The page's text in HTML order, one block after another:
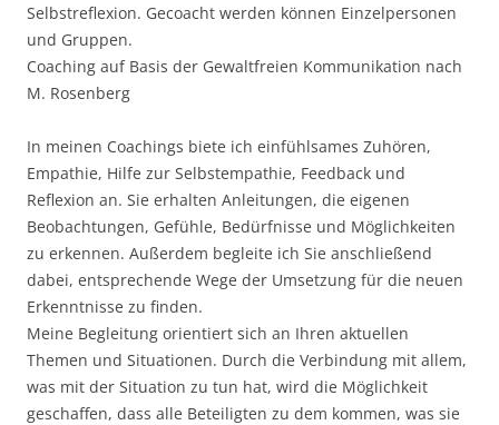
Selbstreflexion. Gecoacht werden können Einzelpersonen
und Gruppen.
Coaching auf Basis der Gewaltfreien Kommunikation nach
M. Rosenberg
In meinen Coachings biete ich einfühlsames Zuhören,
Empathie, Hilfe zur Selbstempathie, Feedback und
Reflexion an. Sie erhalten Anleitungen, die eigenen
Beobachtungen, Gefühle, Bedürfnisse und Möglichkeiten
zu erkennen. Außerdem begleite ich Sie anschließend
dabei, entsprechende Wege der Umsetzung für die neuen
Erkenntnisse zu finden.
Meine Begleitung orientiert sich an Ihren aktuellen
Themen und Situationen. Durch die Verbindung mit allem,
was mit der Situation zu tun hat, wird die Möglichkeit
geschaffen, dass alle Beteiligten zu dem kommen, was sie